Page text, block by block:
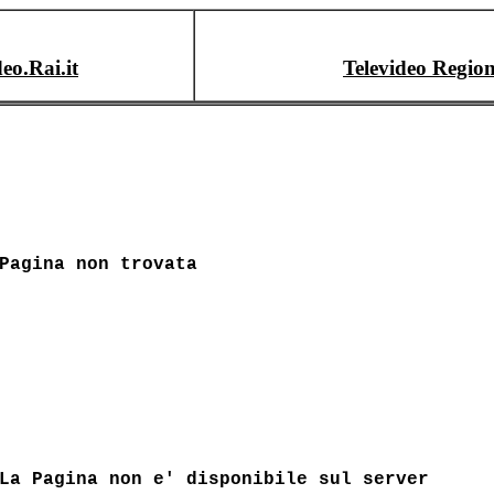
Televideo
Pagina non trovata
La Pagina non e' disponibile sul server